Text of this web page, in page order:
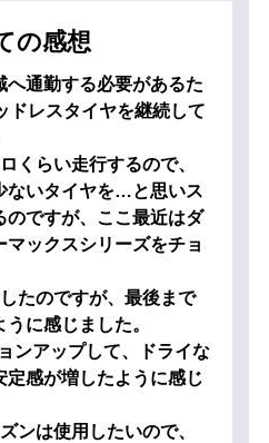
の感想
へ通勤する必要があるた
ドレスタイヤを継続して
くらい走行するので、
ないタイヤを…と思いス
のですが、ここ最近はダ
マックスシリーズをチョ
たのですが、最後まで
に感じました。
ンアップして、ドライな
定感が増したように感じ
ンは使用したいので、